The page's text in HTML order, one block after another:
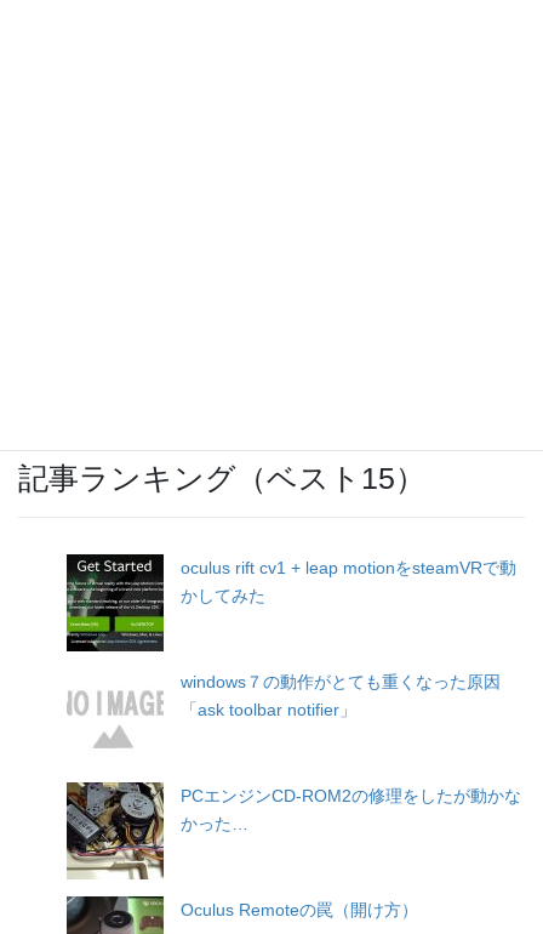
記事ランキング（ベスト15）
oculus rift cv1 + leap motionをsteamVRで動
かしてみた
windows７の動作がとても重くなった原因
「ask toolbar notifier」
PCエンジンCD-ROM2の修理をしたが動かな
かった…
Oculus Remoteの罠（開け方）